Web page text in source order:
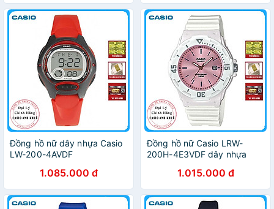
Đồng hồ nữ dây nhựa Casio
LW-200-4AVDF
1.085.000 đ
Đồng hồ nữ Casio LRW-
200H-4E3VDF dây nhựa
1.015.000 đ